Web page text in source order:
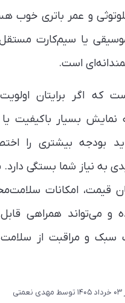
و عمر باتری خوب
یا سیم‌کارت مستقل
است.
که اگر برایتان
بودجه بیشتری را
قیمت، امکانات
و می‌تواند همراهی قابل
سبک و مراقبت از
03 خرداد 1405 توسط مهدی نعمتی